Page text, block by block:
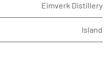
Eimverk Distillery
Island